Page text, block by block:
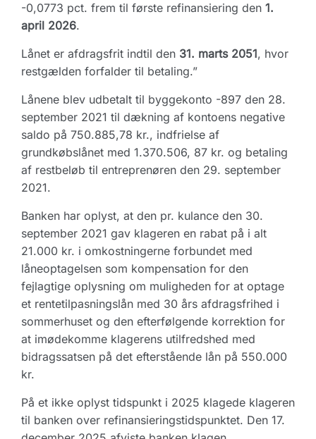
-0,0773 pct. frem til første refinansiering den 1.
april 2026.
Lånet er afdragsfrit indtil den 31. marts 2051, hvor
restgælden forfalder til betaling.”
Lånene blev udbetalt til byggekonto -897 den 28.
september 2021 til dækning af kontoens negative
saldo på 750.885,78 kr., indfrielse af
grundkøbslånet med 1.370.506, 87 kr. og betaling
af restbeløb til entreprenøren den 29. september
2021.
Banken har oplyst, at den pr. kulance den 30.
september 2021 gav klageren en rabat på i alt
21.000 kr. i omkostningerne forbundet med
låneoptagelsen som kompensation for den
fejlagtige oplysning om muligheden for at optage
et rentetilpasningslån med 30 års afdragsfrihed i
sommerhuset og den efterfølgende korrektion for
at imødekomme klagerens utilfredshed med
bidragssatsen på det efterstående lån på 550.000
kr.
På et ikke oplyst tidspunkt i 2025 klagede klageren
til banken over refinansieringstidspunktet. Den 17.